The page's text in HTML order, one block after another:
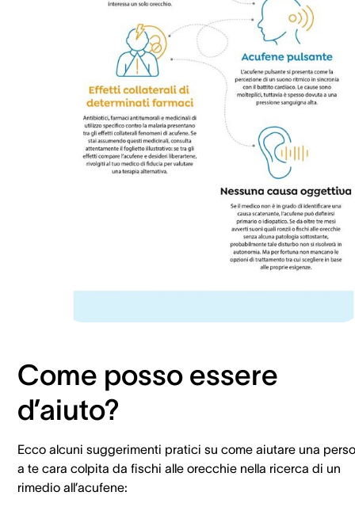
Come posso essere
d’aiuto?
Ecco alcuni suggerimenti pratici su come aiutare una
a te cara colpita da fischi alle orecchie nella ricerca di un
rimedio all’acufene: